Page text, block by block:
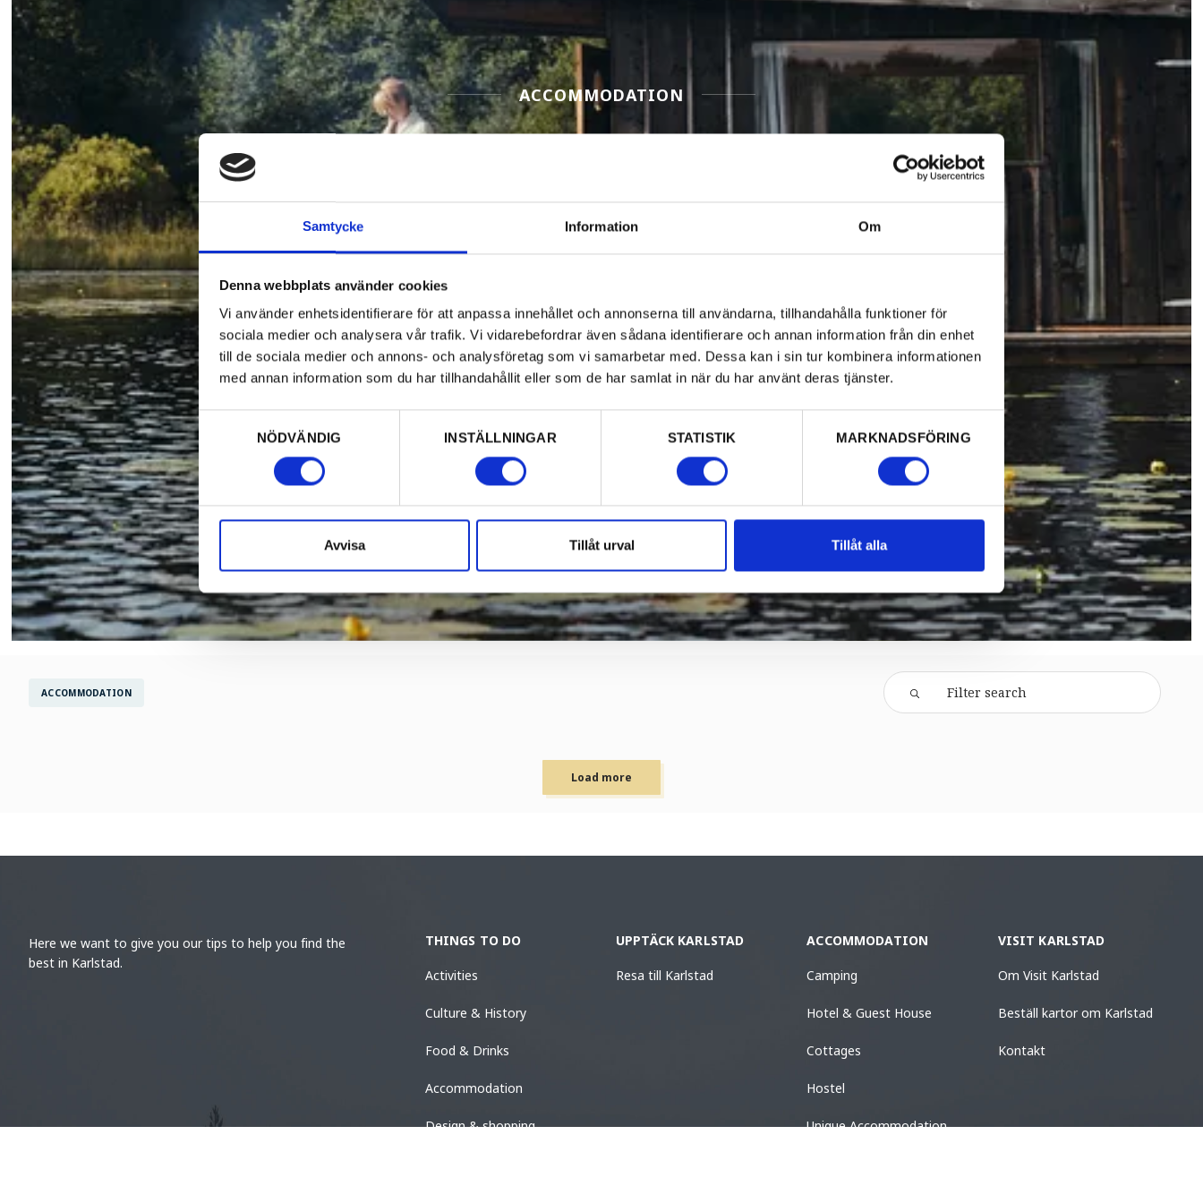
Samtycke Information Om
Denna webbplats använder cookies
Vi använder enhetsidentifierare för att anpassa innehållet och annonserna till användarna, tillhandahålla funktioner för
sociala medier och analysera vår trafik. Vi vidarebefordrar även sådana identifierare och annan information från din enhet
till de sociala medier och annons- och analysföretag som vi samarbetar med. Dessa kan i sin tur kombinera informationen
med annan information som du har tillhandahållit eller som de har samlat in när du har använt deras tjänster.
Samtyckesval
NÖDVÄNDIG
INSTÄLLNINGAR STATISTIK MARKNADSFÖRING
Avvisa Tillåt urval Tillåt alla
ACCOMMODATION
ACCOMMODATION
Load more
Here we want to give you our tips to help you find the
best in Karlstad.
THINGS TO DO
Activities
Culture & History
Food & Drinks
Accommodation
Design & shopping
UPPTÄCK KARLSTAD
Resa till Karlstad
ACCOMMODATION
Camping
Hotel & Guest House
Cottages
Hostel
Unique Accommodation
VISIT KARLSTAD
Om Visit Karlstad
Beställ kartor om Karlstad
Kontakt